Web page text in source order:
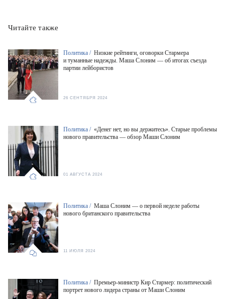
Читайте также
Политика / Низкие рейтинги, оговорки Стармера
и туманные надежды. Маша Слоним — об итогах съезда
партии лейбористов
26 СЕНТЯБРЯ 2024
Политика / «Денег нет, но вы держитесь». Старые проблемы
нового правительства — обзор Маши Слоним
01 АВГУСТА 2024
Политика / Маша Слоним — о первой неделе работы
нового британского правительства
11 ИЮЛЯ 2024
Политика / Премьер-министр Кир Стармер: политический
портрет нового лидера страны от Маши Слоним